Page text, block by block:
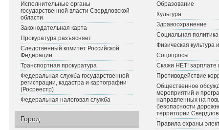
Исполнительные органы
государственной власти Свердловской
области
Законодательная карта
Прокуратура разъясняет
Следственный комитет Российской
Федерации
Транспортная прокуратура
Федеральная служба государственной
регистрации, кадастра и картографии
(Росреестр)
Федеральная налоговая служба
Город
Образование
Культура
Здравоохранение
Социальная политика
Физическая культура
Соцопросы
Скажи НЕТ! зарплате
Противодействие
Общественное
мероприятий и
направленных на
безопасности
территории
Правила охраны